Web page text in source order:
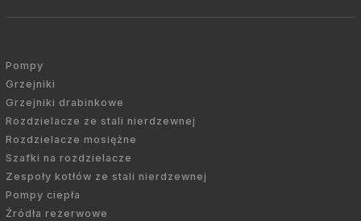
Pompy
Grzejniki
Grzejniki drabinkowe
Rozdzielacze ze stali nierdzewnej
Rozdzielacze mosiężne
Szafki na rozdzielacze
Zespoły kotłów ze stali nierdzewnej
Pompy ciepła
Źródła rezerwowe